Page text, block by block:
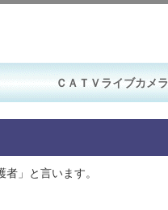
ＣＡＴＶライブカメラ
」と言います。